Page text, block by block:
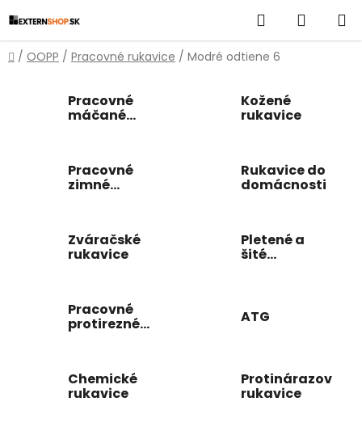
na
obsah
Hľadať
KOŠÍK
Domov
/ OOPP / Pracovné rukavice / Modré odtiene 6
Pracovné
máčané
Kožené
rukavice
Pracovné
zimné
Rukavice do
domácnosti
Zváračské
rukavice
Pletené a
šité
Pracovné
protirezné ATG
Chemické
rukavice
Protinárazové
rukavice